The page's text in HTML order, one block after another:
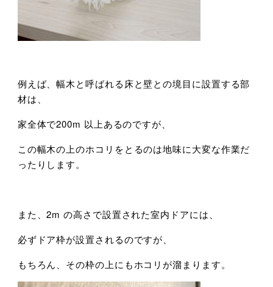
例えば、幅木と呼ばれる床と壁との境目に設置する部
材は、
家全体で200m 以上あるのですが、
この幅木の上のホコリをとるのは地味に大変な作業だ
ったりします。
また、2m の高さで設置された室内ドアには、
必ずドア枠が設置されるのですが、
もちろん、その枠の上にもホコリが溜まります。